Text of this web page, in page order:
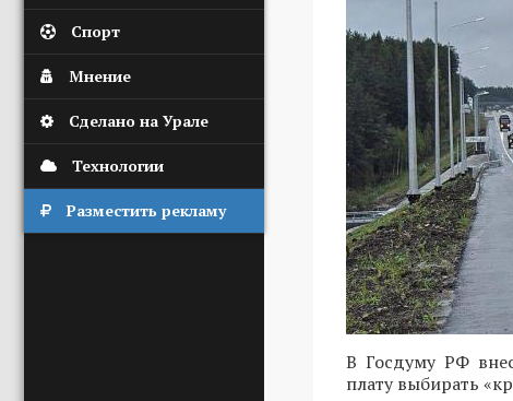
Спорт
Мнение
Сделано на Урале
Технологии
Разместить рекламу
В Госдуму РФ
плату выбирать